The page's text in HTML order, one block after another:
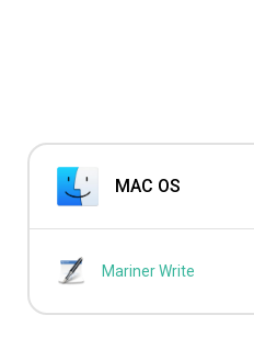
MAC OS
Mariner Write